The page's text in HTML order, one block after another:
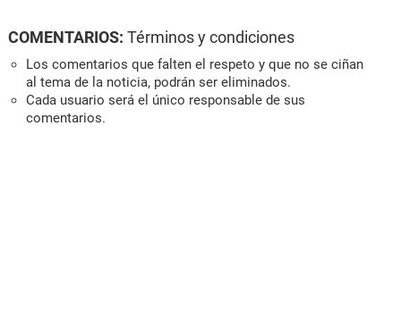
COMENTARIOS: Términos y condiciones
Los comentarios que falten el respeto y que no se ciñan
al tema de la noticia, podrán ser eliminados.
Cada usuario será el único responsable de sus
comentarios.